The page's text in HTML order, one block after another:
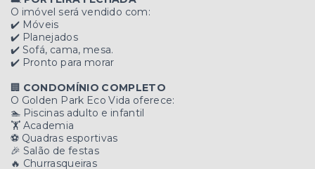
O imóvel será vendido com:
✔️ Móveis
✔️ Planejados
✔️ Sofá, cama, mesa.
✔️ Pronto para morar
🏢 CONDOMÍNIO COMPLETO
O Golden Park Eco Vida oferece:
🏊 Piscinas adulto e infantil
🏋️ Academia
⚽ Quadras esportivas
🎉 Salão de festas
🔥 Churrasqueiras